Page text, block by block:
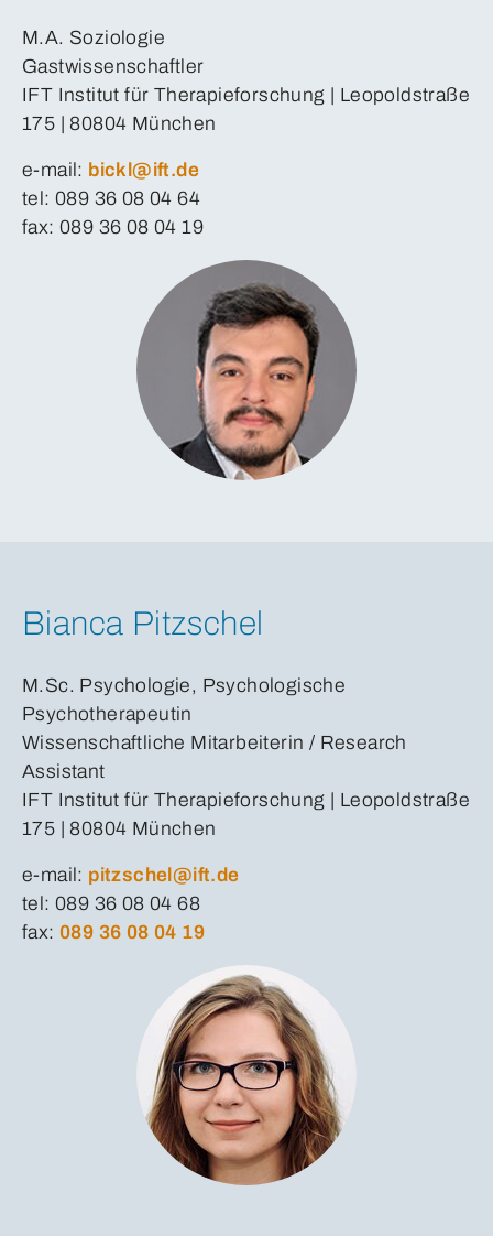
M.A. Soziologie
Gastwissenschaftler
IFT Institut für Therapieforschung | Leopoldstraße
175 | 80804 München
e-mail: bickl@ift.de
tel: 089 36 08 04 64
fax: 089 36 08 04 19
Bianca Pitzschel
M.Sc. Psychologie, Psychologische
Psychotherapeutin
Wissenschaftliche Mitarbeiterin / Research
Assistant
IFT Institut für Therapieforschung | Leopoldstraße
175 | 80804 München
e-mail: pitzschel@ift.de
tel: 089 36 08 04 68
fax: 089 36 08 04 19